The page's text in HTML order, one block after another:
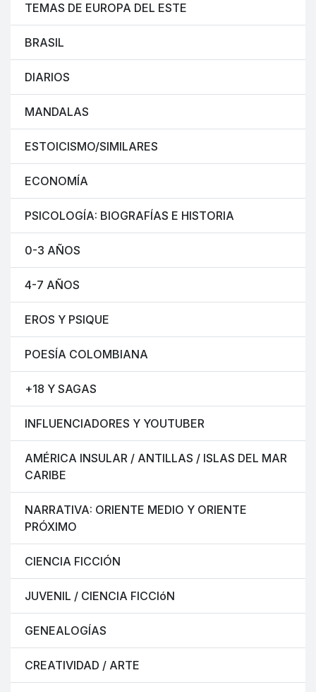
TEMAS DE EUROPA DEL ESTE
BRASIL
DIARIOS
MANDALAS
ESTOICISMO/SIMILARES
ECONOMÍA
PSICOLOGÍA: BIOGRAFÍAS E HISTORIA
0-3 AÑOS
4-7 AÑOS
EROS Y PSIQUE
POESÍA COLOMBIANA
+18 Y SAGAS
INFLUENCIADORES Y YOUTUBER
AMÉRICA INSULAR / ANTILLAS / ISLAS DEL MAR
CARIBE
NARRATIVA: ORIENTE MEDIO Y ORIENTE
PRÓXIMO
CIENCIA FICCIÓN
JUVENIL / CIENCIA FICCIóN
GENEALOGÍAS
CREATIVIDAD / ARTE